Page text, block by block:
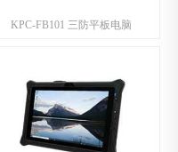
KPC-FB101 三防平板电脑